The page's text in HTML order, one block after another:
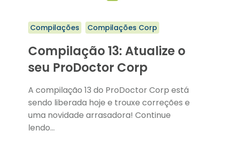
Compilações Compilações Corp
Compilação 13: Atualize o
seu ProDoctor Corp
A compilação 13 do ProDoctor Corp está
sendo liberada hoje e trouxe correções e
uma novidade arrasadora! Continue
lendo…